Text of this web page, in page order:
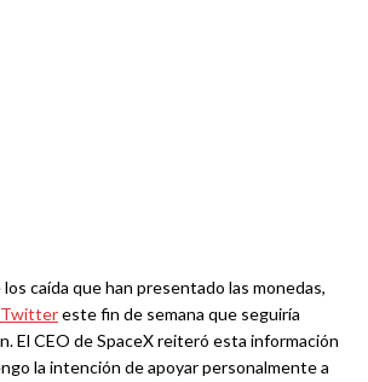
los caída que han presentado las monedas,
Twittereste fin de semana que seguiría
El CEO de SpaceX reiteró esta información
la intención de apoyar personalmente a